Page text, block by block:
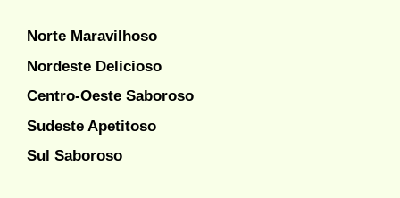
Norte Maravilhoso
Nordeste Delicioso
Centro-Oeste Saboroso
Sudeste Apetitoso
Sul Saboroso